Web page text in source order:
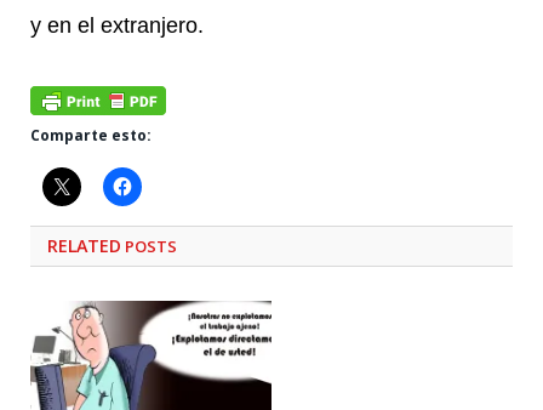
y en el extranjero.
Comparte esto:
RELATED POSTS